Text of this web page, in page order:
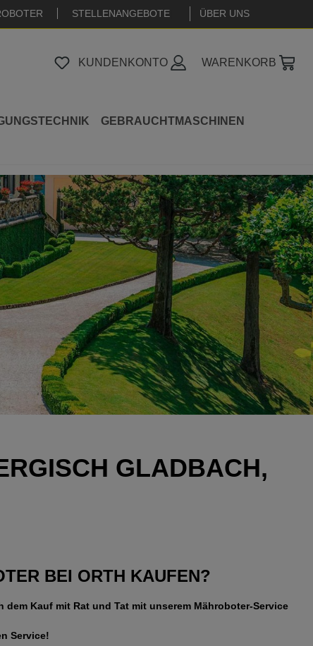
STELLENANGEBOTE ÜBER UNS
KUNDENKONTO WARENKORB
GEBRAUCHTMASCHINEN
GLADBACH,
BEI ORTH KAUFEN?
dem Kauf mit Rat und Tat mit unserem Mähroboter-Service
Service!